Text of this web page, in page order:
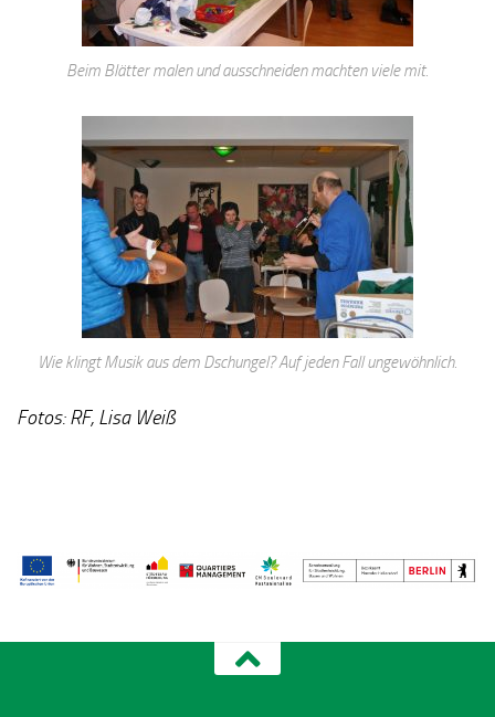
Beim Blätter malen und ausschneiden machten viele mit.
Wie klingt Musik aus dem Dschungel? Auf jeden Fall ungewöhnlich.
Fotos: RF, Lisa Weiß